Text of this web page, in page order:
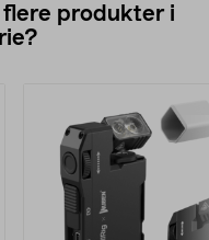
produkter i